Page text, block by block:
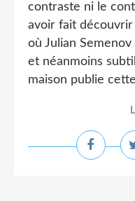
contraste ni le
avoir fait découvrir
où Julian
et néanmoins
maison publie